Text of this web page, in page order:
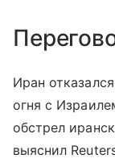
Иран
огня с
обстрел
выяснил